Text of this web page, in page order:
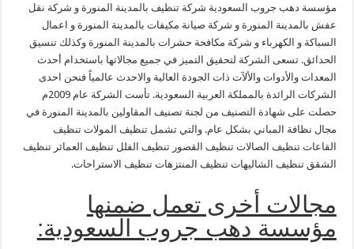
مؤسسة دهب جروب السعودية شركة تنظيف بالمدينة المنورة و شركة نقل
عفش بالمدينة المنورة و شركة صيانة مكيفات بالمدينة المنورة و اعمال
السباكة و الكهرباء و شركة مكافحة حشرات بالمدينة المنورة وكذلك تنسيق
الحدائق. تسعى الشركة لتحقيق التميز في جميع مجالاتها باستخدام أحدث
المعدات والأدوات والألآت ذات الجودة العالية والاحدث عالمياً فنحن احدى
الشركات الرائدة بالمملكة العربية السعودية. تأست الشركة عام 2009م
حصلت على شهادة التصنيف من لجنة تصنيف المقاولين بالمدينة المنورة في
مجال نظافة المباني بشكل عام. والتي تشمل تنظيف المولات تنظيف
القاعات تنظيف الصالات تنظيف القصور تنظيف الفلل تنظيف العمائر تنظيف
الشقق تنظيف الشاليهات تنظيف المنتزهات تنظيف الاستراحات.
مجالات أخرى تعمل ضمنها
مؤسسة دهب جروب السعودية: